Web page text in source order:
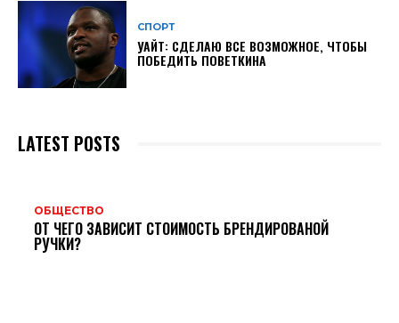
СПОРТ
УАЙТ: СДЕЛАЮ ВСЕ ВОЗМОЖНОЕ, ЧТОБЫ
ПОБЕДИТЬ ПОВЕТКИНА
LATEST POSTS
ОБЩЕСТВО
ОТ ЧЕГО ЗАВИСИТ СТОИМОСТЬ БРЕНДИРОВАНОЙ
РУЧКИ?